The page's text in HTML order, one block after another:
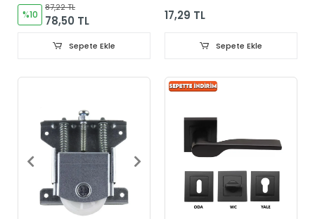
%10
87,22 TL
78,50 TL
Sepete Ekle
17,29 TL
Sepete Ekle